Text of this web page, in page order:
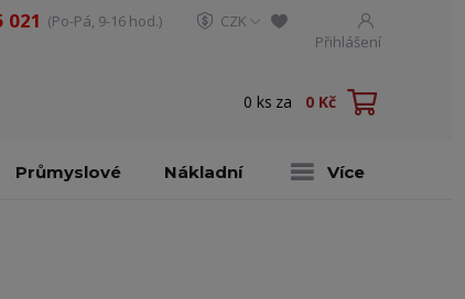
CZK
Přihlášení
021 (Po-Pá, 9-16 hod.)
0 ks za 0 Kč
Průmyslové Nákladní Více